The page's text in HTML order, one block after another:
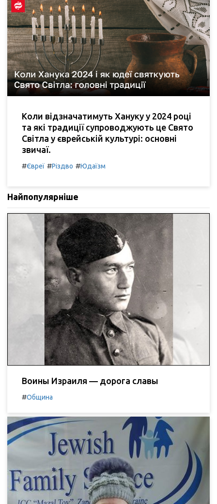
Коли відзначатимуть Хануку у 2024 році
та які традиції супроводжують це Свято
Світла у єврейській культурі: основні
звичаї.
#Євреї #Різдво #Юдаїзм
Найпопулярніше
Воины Израиля — дорога славы
#Община